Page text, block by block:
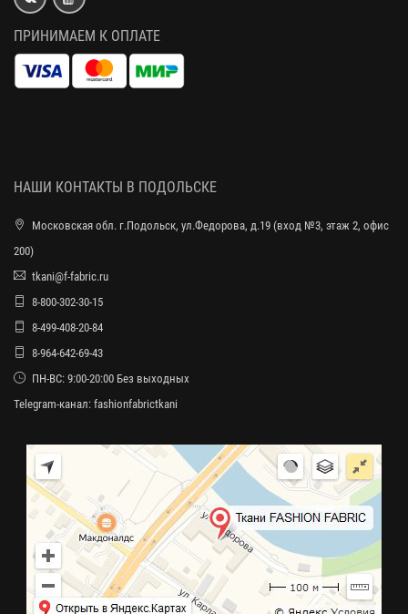
ПРИНИМАЕМ К ОПЛАТЕ
НАШИ КОНТАКТЫ В ПОДОЛЬСКЕ
Московская обл. г.Подольск, ул.Федорова, д.19 (вход №3, этаж 2, офис
200)
tkani@f-fabric.ru
8-800-302-30-15
8-499-408-20-84
8-964-642-69-43
ПН-ВС: 9:00-20:00 Без выходных
Telegram-канал: fashionfabrictkani